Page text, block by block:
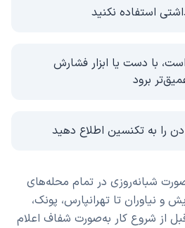
استفاده نکنید
با دست یا ابزار فشارش
برود
را به تکنسین اطلاع دهید
شبانه‌روزی در تمام محله‌های
و نیاوران تا تهرانپارس، پونک،
از شروع کار به‌صورت شفاف اعلام